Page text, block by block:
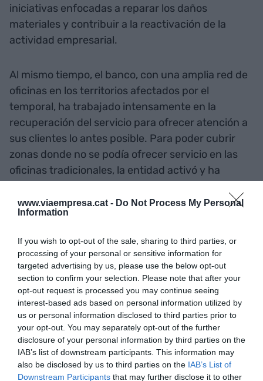
www.viaempresa.cat - Do Not Process My Personal
Information
If you wish to opt-out of the sale, sharing to third parties, or
processing of your personal or sensitive information for
targeted advertising by us, please use the below opt-out
section to confirm your selection. Please note that after your
opt-out request is processed you may continue seeing
interest-based ads based on personal information utilized by
us or personal information disclosed to third parties prior to
your opt-out. You may separately opt-out of the further
disclosure of your personal information by third parties on the
IAB’s list of downstream participants. This information may
also be disclosed by us to third parties on the IAB’s List of
Downstream Participants that may further disclose it to other
iniciativas enfocadas a reparar los daños
materiales y contribuir a la reactivación de la
actividad empresarial.
Al mismo tiempo, el banco, con una amplia red de
oficinas en los territorios afectados por el
temporal, ha trabajado intensamente en la
recuperación del servicio para ofrecer atención a
sus clientes lo antes posible. Para poder cubrir
zonas donde no se podía ofrecer servicio en las
oficinas tradicionales, la entidad activó y ha
móviles en las zonas más afectadas, en
coordinación con el Centro de Coordinación
ayuntamientos, con el objetivo de facilitar a los
ciudadanos la realización de operaciones
bancarias esenciales.
71 oficinas de los 201
centros que la entidad
financiera tiene en la